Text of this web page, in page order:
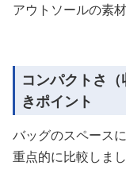
アウトソールの素
コンパクトさ
きポイント
バッグのスペース
重点的に比較しまし